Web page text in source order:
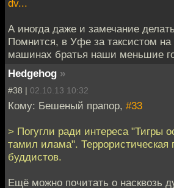
dv...
А иногда даже и замечание
Помнится, в Уфе за таксистом на
машинах братья наши меньшие
Hedgehog »
#38 | 02.10.13 10:32
Кому: Бешеный прапор, #33
> Погугли ради интереса "Тигры
тамил илама". Террористическая
буддистов.
Ещё можно почитать о насквозь